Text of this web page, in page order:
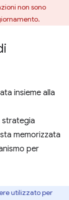
non sono
insieme alla
strategia
memorizzata
per
utilizzato per